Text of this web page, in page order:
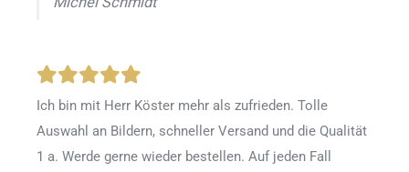
Ich bin mit Herr Köster mehr als zufrieden. Tolle
Auswahl an Bildern, schneller Versand und die Qualität
1 a. Werde gerne wieder bestellen. Auf jeden Fall